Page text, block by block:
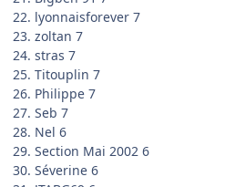
22. lyonnaisforever 7
23. zoltan 7
24. stras 7
25. Titouplin 7
26. Philippe 7
27. Seb 7
28. Nel 6
29. Section Mai 2002 6
30. Séverine 6